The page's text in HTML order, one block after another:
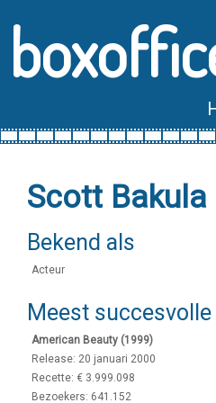
Scott
Bekend als
Acteur
Meest
American Beauty (1999)
Release: 20 januari 2000
Recette: € 3.999.098
Bezoekers: 641.152